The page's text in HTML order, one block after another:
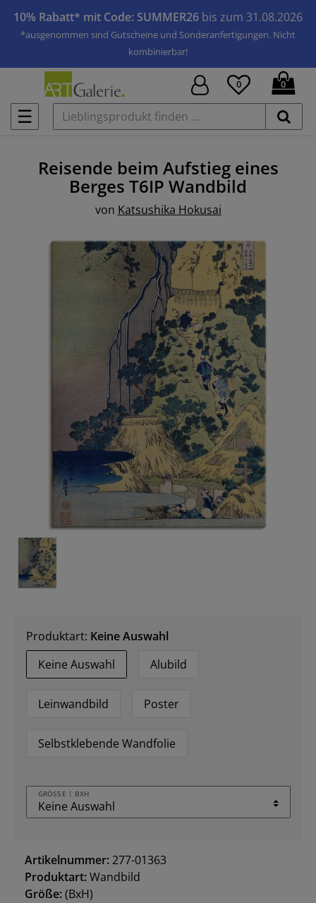
10% Rabatt* mit Code: SUMMER26 bis zum 31.08.2026
*ausgenommen sind Gutscheine und Sonderanfertigungen. Nicht
kombinierbar!
☰
0 0
Reisende beim Aufstieg eines
Berges T6IP Wandbild
von Katsushika Hokusai
Produktart: Keine Auswahl
Keine Auswahl
Alubild
Leinwandbild Poster
Selbstklebende Wandfolie
GRÖSSE | BXH
Artikelnummer:277-01363
Produktart:Wandbild
Größe:(BxH)